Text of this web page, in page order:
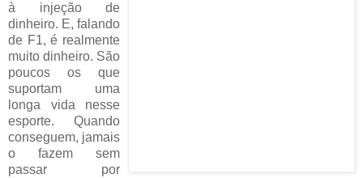
à injeção de
dinheiro. E, falando
de F1, é realmente
muito dinheiro. São
poucos os que
suportam uma
longa vida nesse
esporte. Quando
conseguem, jamais
o fazem sem
passar por